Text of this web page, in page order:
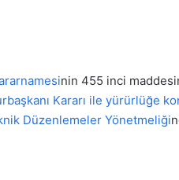
nin 455 inci
Kararı ile yürürlüğe
Düzenlemeler Yönetmeliği